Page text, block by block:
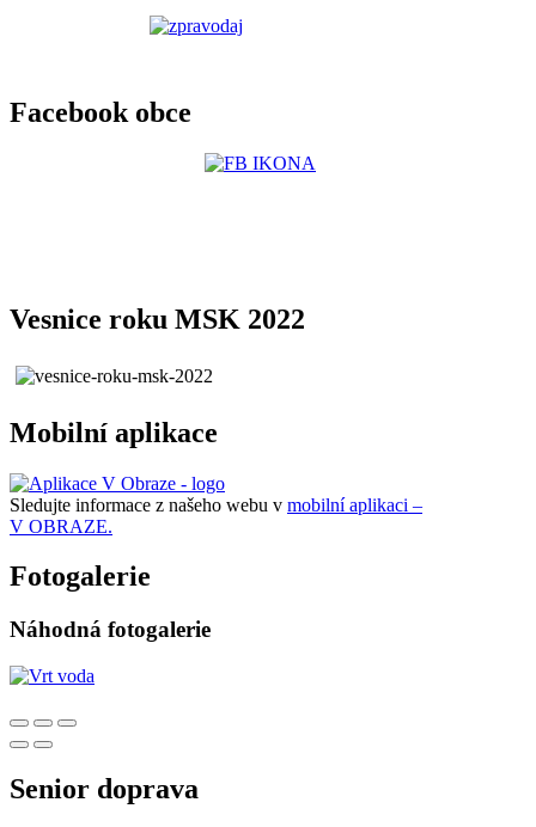
Facebook obce
Vesnice roku MSK 2022
Mobilní aplikace
Sledujte informace z našeho webu v mobilní aplikaci –
V OBRAZE.
Fotogalerie
Náhodná fotogalerie
Senior doprava